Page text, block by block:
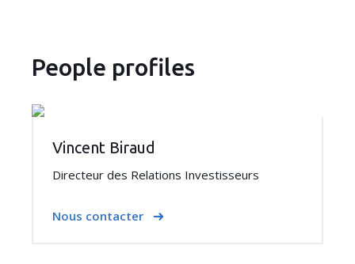
People profiles
Vincent Biraud
Directeur des Relations Investisseurs
Nous contacter